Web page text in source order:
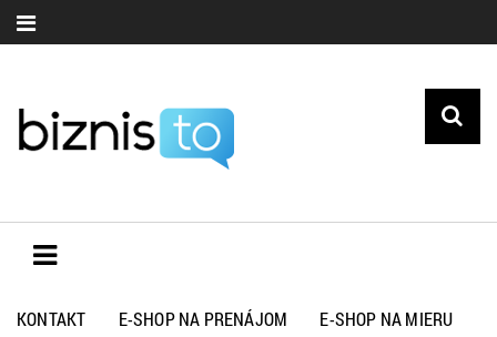
KONTAKT E-SHOP NA PRENÁJOM E-SHOP NA MIERU